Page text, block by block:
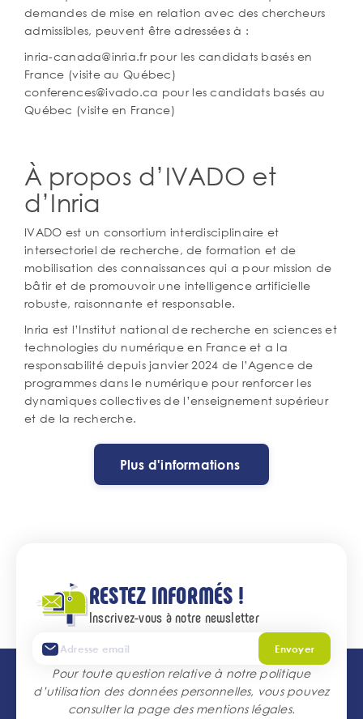
demandes de mise en relation avec des chercheurs
admissibles, peuvent être adressées à :
inria-canada@inria.fr pour les candidats basés en
France (visite au Québec)
conferences@ivado.ca pour les candidats basés au
Québec (visite en France)
À propos d’IVADO et
d’Inria
IVADO est un consortium interdisciplinaire et
intersectoriel de recherche, de formation et de
mobilisation des connaissances qui a pour mission de
bâtir et de promouvoir une intelligence artificielle
robuste, raisonnante et responsable.
Inria est l’Institut national de recherche en sciences et
technologies du numérique en France et a la
responsabilité depuis janvier 2024 de l’Agence de
programmes dans le numérique pour renforcer les
dynamiques collectives de l’enseignement supérieur
et de la recherche.
Plus d'informations
RESTEZ INFORMÉS !
Inscrivez-vous à notre newsletter
Envoyer
Pour toute question relative à notre politique
d’utilisation des données personnelles, vous pouvez
consulter la page desmentions légales.